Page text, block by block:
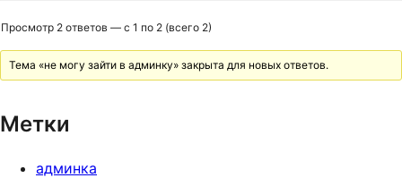
Просмотр 2 ответов — с 1 по 2 (всего 2)
Тема «не могу зайти в админку» закрыта для новых ответов.
Метки
админка